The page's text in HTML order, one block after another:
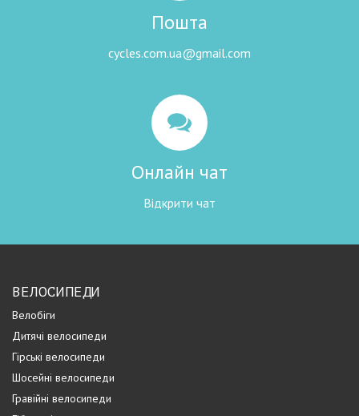
Пошта
cycles.com.ua@gmail.com
Онлайн чат
Відкрити чат
ВЕЛОСИПЕДИ
Велобіги
Дитячі велосипеди
Гірські велосипеди
Шосейні велосипеди
Гравійні велосипеди